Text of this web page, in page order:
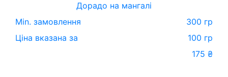
Дорадо на мангалі
Min. замовлення
300 гр
Ціна вказана за
100 гр
175 ₴